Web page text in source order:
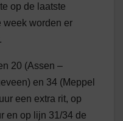
op de laatste
week worden er
20 (Assen –
en 34 (Meppel
een extra rit, op
en op lijn 31/34 de